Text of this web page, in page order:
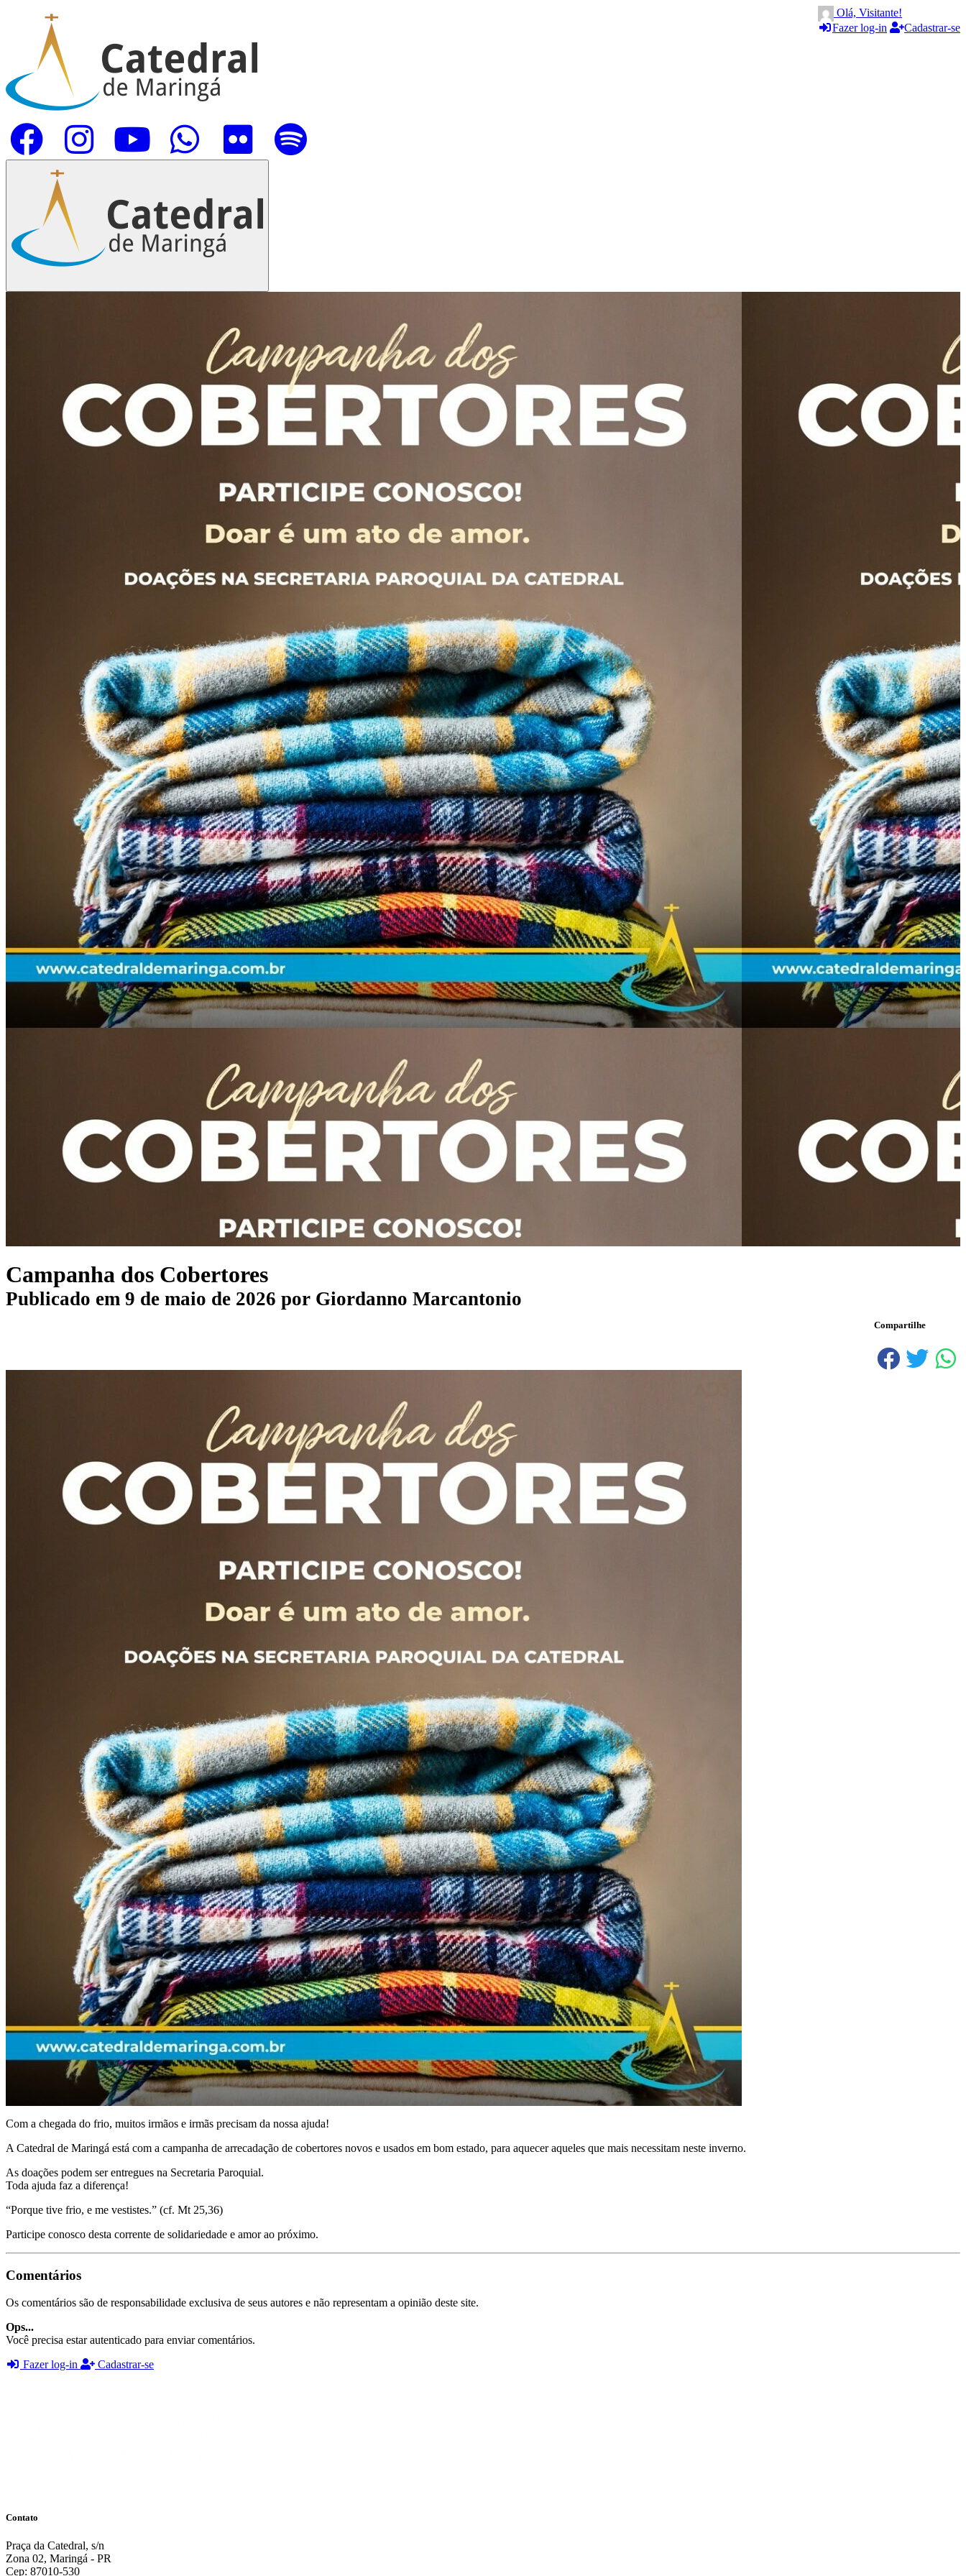
Olá, Visitante!
Fazer log-in
Cadastrar-se
Campanha dos Cobertores
Publicado em 9 de maio de 2026 por Giordanno Marcantonio
Compartilhe
Com a chegada do frio, muitos irmãos e irmãs precisam da nossa ajuda!
A Catedral de Maringá está com a campanha de arrecadação de cobertores novos e usados em bom estado, para aquecer aqueles que mais necessitam neste inverno.
As doações podem ser entregues na Secretaria Paroquial.
Toda ajuda faz a diferença!
“Porque tive frio, e me vestistes.” (cf. Mt 25,36)
Participe conosco desta corrente de solidariedade e amor ao próximo.
Comentários
Os comentários são de responsabilidade exclusiva de seus autores e não representam a opinião deste site.
Ops...
Você precisa estar autenticado para enviar comentários.
Fazer log-in
Cadastrar-se
Contato
Praça da Catedral, s/n
Zona 02, Maringá - PR
Cep: 87010-530